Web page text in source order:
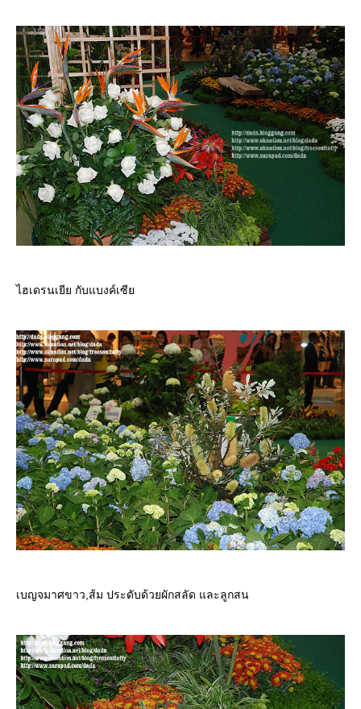
ไฮเดรนเยีย กับแบงค์เซี
เบญจมาศขาว,ส้ม ประดับด้วยผักสลัด และลูกสน